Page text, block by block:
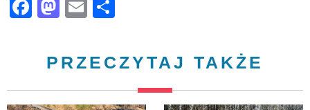
Facebook
Mastodon
Email
PRZECZYTAJ TAKŻE